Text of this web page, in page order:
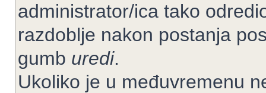
administrator/ica tako
razdoblje nakon postanja
gumb uredi.
Ukoliko je u međuvremenu